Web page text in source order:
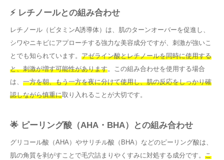
⚡ レチノールとの組み合わせ
レチノール（ビタミンA誘導体）は、肌のターンオーバーを促進し、
シワやニキビにアプローチする強力な美容成分ですが、刺激が強いこ
とでも知られています。 アゼライン酸とレチノールを同時に使用する
と、刺激が増す可能性があります。この組み合わせを使用する場合
は、 一方を朝、もう一方を夜に分けて使用し、肌の反応をしっかり確
認しながら慎重に取り入れることが大切です。
🌟 ピーリング酸（AHA・BHA）との組み合わせ
グリコール酸（AHA）やサリチル酸（BHA）などのピーリング酸は、
肌の角質を剥がすことで毛穴詰まりやくすみに対処する成分です。 こ